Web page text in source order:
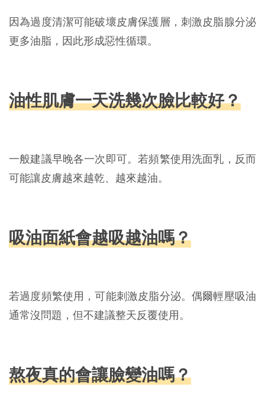
因為過度清潔可能破壞皮膚保護層，刺激皮脂腺分泌
更多油脂，因此形成惡性循環。
油性肌膚一天洗幾次臉比較好？
一般建議早晚各一次即可。若頻繁使用洗面乳，反而
可能讓皮膚越來越乾、越來越油。
吸油面紙會越吸越油嗎？
若過度頻繁使用，可能刺激皮脂分泌。偶爾輕壓吸油
通常沒問題，但不建議整天反覆使用。
熬夜真的會讓臉變油嗎？